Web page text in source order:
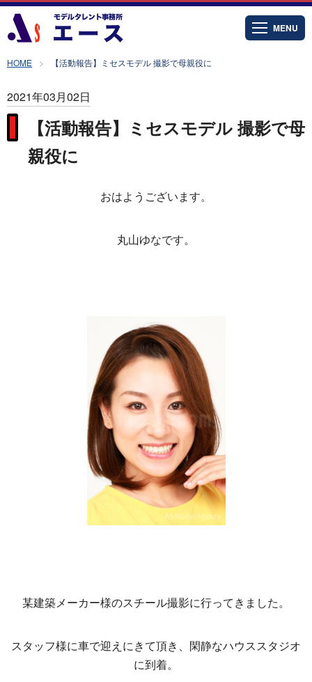
MENU
HOME 【活動報告】ミセスモデル 撮影で母親役に
2021年03月02日
【活動報告】ミセスモデル 撮影で母
親役に
おはようございます。
丸山ゆなです。
某建築メーカー様のスチール撮影に行ってきました。
スタッフ様に車で迎えにきて頂き、閑静なハウススタジオ
に到着。